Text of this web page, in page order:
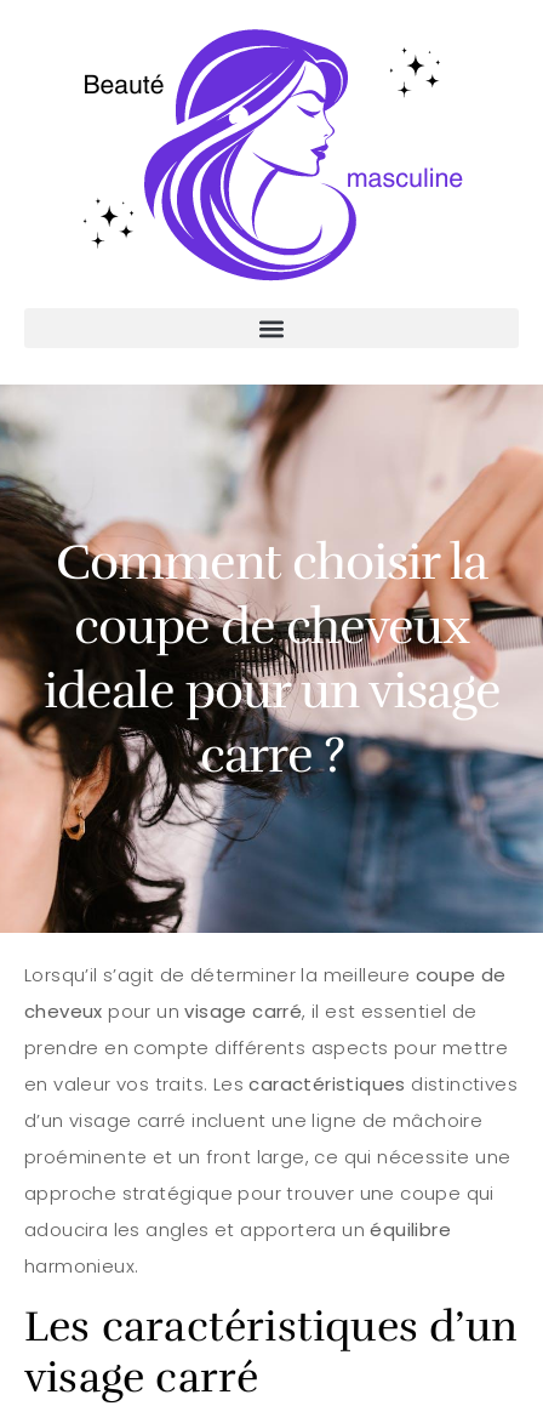
Comment choisir la
coupe de cheveux
ideale pour un visage
carre ?
Lorsqu’il s’agit de déterminer la meilleure coupe de
cheveux pour unvisage carré, il est essentiel de
prendre en compte différents aspects pour mettre
en valeur vos traits. Lescaractéristiques distinctives
d’un visage carré incluent une ligne de mâchoire
proéminente et un front large, ce qui nécessite une
approche stratégique pour trouver une coupe qui
adoucira les angles et apportera unéquilibre
harmonieux.
Les caractéristiques d’un
visage carré